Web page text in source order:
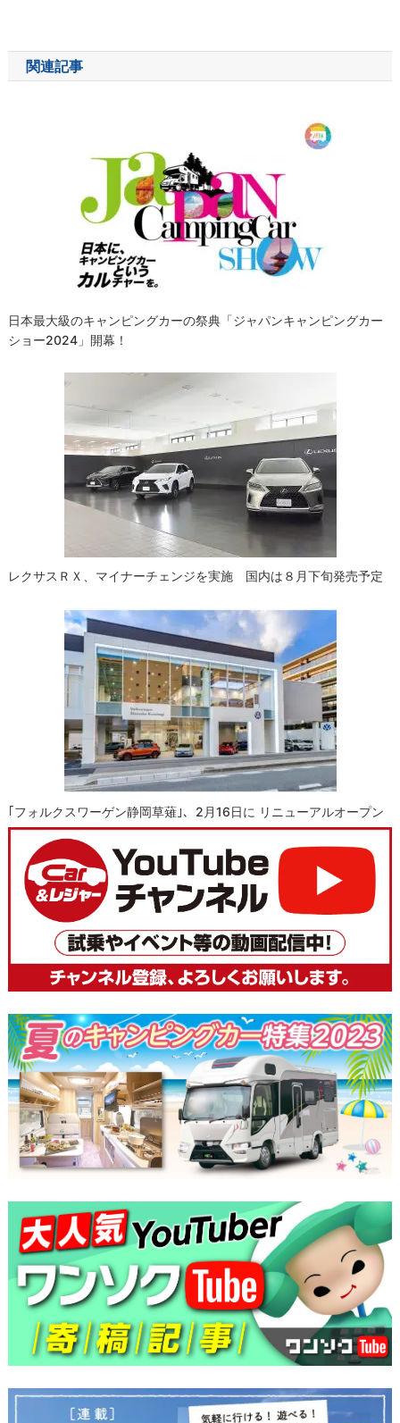
ナ
ビ
関連記事
日本最大級のキャンピングカーの祭典「ジャパンキャンピングカー
ショー2024」開幕！
レクサスＲＸ、マイナーチェンジを実施 国内は８月下旬発売予定
｢フォルクスワーゲン静岡草薙｣、2月16日に リニューアルオープン